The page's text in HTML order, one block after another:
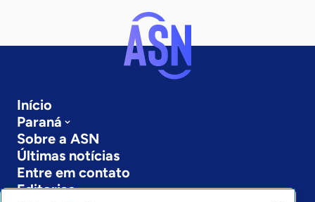
Início
Paraná
Sobre a ASN
Últimas notícias
Entre em contato
Editorias